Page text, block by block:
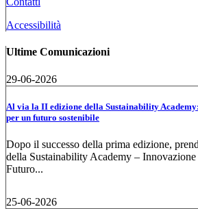
Accessibilità
Ultime Comunicazioni
29-06-2026
Al via la II edizione della Sustainability
per un futuro sostenibile
Dopo il successo della prima edizione,
della Sustainability Academy – Innovazione
Futuro...
25-06-2026